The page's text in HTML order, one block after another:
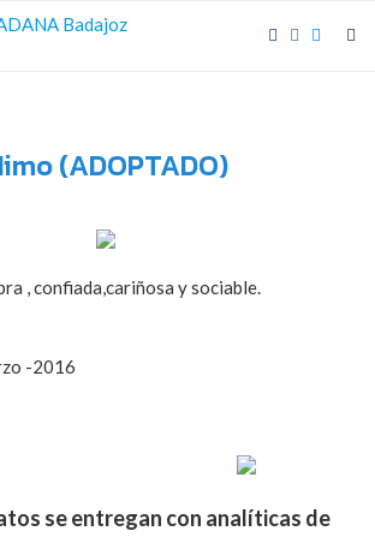
(ADOPTADO)
, confiada,cariñosa y sociable.
-2016
se entregan con analíticas de